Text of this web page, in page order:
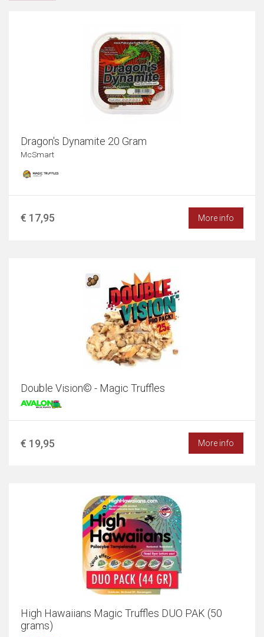
Dragon's Dynamite 20 Gram
McSmart
€ 17,95 More info
Double Vision© - Magic Truffles
€ 19,95 More info
High Hawaiians Magic Truffles DUO PAK (50
grams)